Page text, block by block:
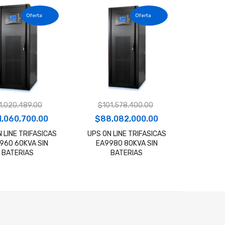
El
precio
actual
LINE TRIFASICAS
60KVA SIN
BATERIAS
$101,578,400.00
El
precio
original
$88,082,000.00El
precio
UPS ON LINE TRIFASICAS
EA9980 80KVA SIN
BATERIAS